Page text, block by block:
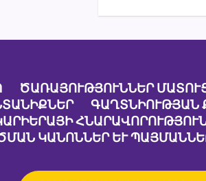
ԾԱՌԱՅՈՒԹՅՈՒՆՆԵՐ
ԳԱՂՏՆԻՈՒԹՅԱՆ
ԿԱՆՈՆՆԵՐ ԵՒ ՊԱՅՄԱՆՆԵՐ